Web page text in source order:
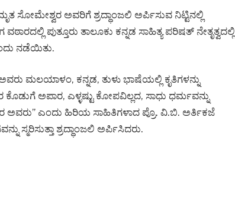
ಸೋಮೇಶ್ವರ ಅವರಿಗೆ ಶ್ರದ್ಧಾಂಜಲಿ ಅರ್ಪಿಸುವ ನಿಟ್ಟಿನಲ್ಲಿ
ಪುತ್ತೂರು ತಾಲೂಕು ಕನ್ನಡ ಸಾಹಿತ್ಯ ಪರಿಷತ್ ನೇತೃತ್ವದಲ್ಲಿ
ನಡೆಯಿತು.
ಮಲಯಾಳಂ, ಕನ್ನಡ, ತುಳು ಭಾಷೆಯಲ್ಲಿ ಕೃತಿಗಳನ್ನು
ಕೊಡುಗೆ ಅಪಾರ, ಎಳ್ಳಷ್ಟು ಕೋಪವಿಲ್ಲದ, ಸಾಧು ಧರ್ಮವನ್ನು
ಎಂದು ಹಿರಿಯ ಸಾಹಿತಿಗಳಾದ ಪ್ರೊ. ವಿ.ಬಿ. ಅರ್ತಿಕಜೆ
ಶ್ರದ್ಧಾಂಜಲಿ ಅರ್ಪಿಸಿದರು.